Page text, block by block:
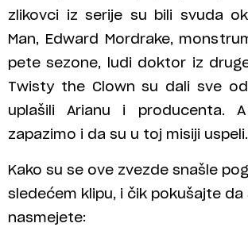
zlikovci iz serije su bili svuda
Man, Edward Mordrake,
pete sezone, ludi doktor iz
Twisty the Clown su dali sve
uplašili Arianu i producenta.
zapazimo i da su u toj misiji uspeli.
Kako su se ove zvezde snašle
sledećem klipu, i čik pokušajte da
nasmejete: